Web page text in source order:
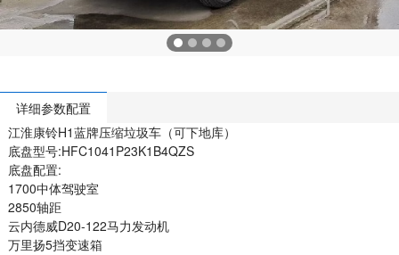
详细参数配置
江淮康铃H1蓝牌压缩垃圾车（可下地库）
底盘型号:HFC1041P23K1B4QZS
底盘配置:
1700中体驾驶室
2850轴距
云内德威D20-122马力发动机
万里扬5挡变速箱